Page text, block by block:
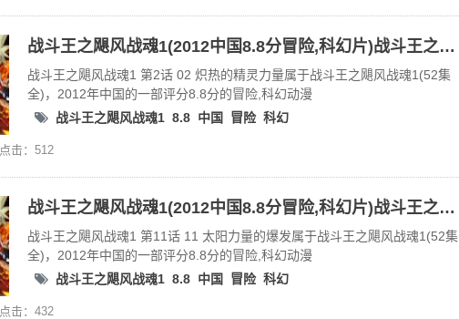
战斗王之飓风战魂1(2012中国8.8分冒险,科幻片)战斗王之飓风战魂1 第2话 02 炽热的精灵力量
战斗王之飓风战魂1 第2话 02 炽热的精灵力量属于战斗王之飓风战魂1(52集
全)，2012年中国的一部评分8.8分的冒险,科幻动漫
战斗王之飓风战魂1 8.8 中国 冒险 科幻
点击：512
战斗王之飓风战魂1(2012中国8.8分冒险,科幻片)战斗王之飓风战魂1 第11话 11 太阳力量的爆发
战斗王之飓风战魂1 第11话 11 太阳力量的爆发属于战斗王之飓风战魂1(52集
全)，2012年中国的一部评分8.8分的冒险,科幻动漫
战斗王之飓风战魂1 8.8 中国 冒险 科幻
点击：432